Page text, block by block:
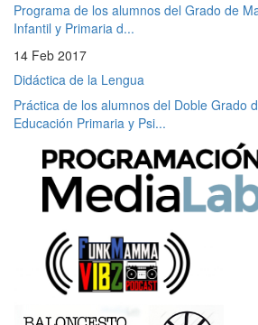
Programa de los alumnos del Grado de
Infantil y Primaria d...
14 Feb 2017
Didáctica de la Lengua
Práctica de los alumnos del Doble Grado
Educación Primaria y Psi...